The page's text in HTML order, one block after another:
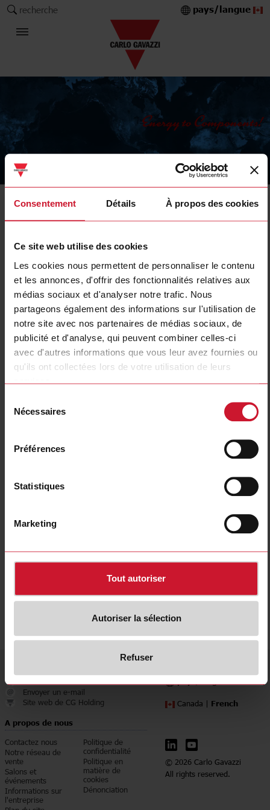
Consentement Détails À propos des cookies
Ce site web utilise des cookies
Les cookies nous permettent de personnaliser le contenu
et les annonces, d'offrir des fonctionnalités relatives aux
médias sociaux et d'analyser notre trafic. Nous
partageons également des informations sur l'utilisation de
notre site avec nos partenaires de médias sociaux, de
publicité et d'analyse, qui peuvent combiner celles-ci
avec d'autres informations que vous leur avez fournies ou
qu'ils ont collectées lors de votre utilisation de leurs
services.
Nécessaires
Préférences
Statistiques
Marketing
Tout autoriser
Autoriser la sélection
Refuser
recherche pays/langue
The Carlo Gavazzi Group
IIoT data management, communication and control
Advanced HMI
Filtres
Caractéristiques techniques
BTM-T10-RSE
Détails
Fiche technique
Envoyer un e-mail
Site web de CG Holding
A propos de nous
Contactez nous
Notre réseau de
vente
Salons et
événements
Informations sur
l'entreprise
Politique de
confidentialité
Politique en
matière de
cookies
Dénonciation
pays/langue
Canada | French
© 2026 Carlo Gavazzi
All rights reserved.